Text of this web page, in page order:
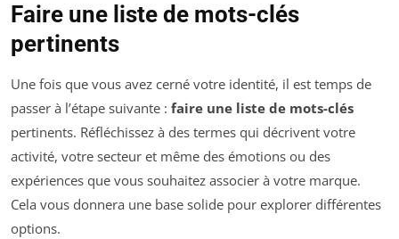
Faire une liste de mots-clés
pertinents
Une fois que vous avez cerné votre identité, il est temps de
passer à l’étape suivante : faire une liste de mots-clés
pertinents. Réfléchissez à des termes qui décrivent votre
activité, votre secteur et même des émotions ou des
expériences que vous souhaitez associer à votre marque.
Cela vous donnera une base solide pour explorer différentes
options.